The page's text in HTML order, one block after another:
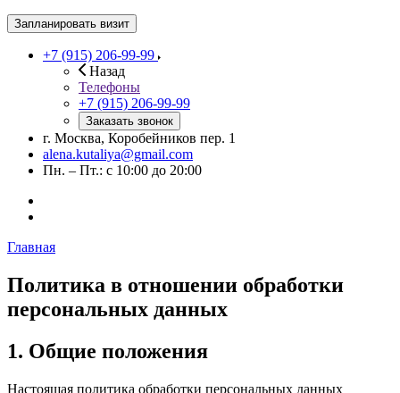
Запланировать визит
+7 (915) 206-99-99
Назад
Телефоны
+7 (915) 206-99-99
Заказать звонок
г. Москва, Коробейников пер. 1
alena.kutaliya@gmail.com
Пн. – Пт.: с 10:00 до 20:00
Главная
Политика в отношении обработки
персональных данных
1. Общие положения
Настоящая политика обработки персональных данных